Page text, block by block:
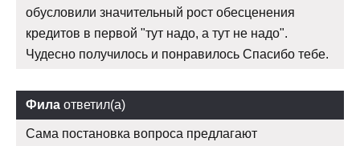
обусловили значительный рост обесценения
кредитов в первой "тут надо, а тут не надо".
Чудесно получилось и понравилось Спасибо тебе.
Фила ответил(а)
Сама постановка вопроса предлагают